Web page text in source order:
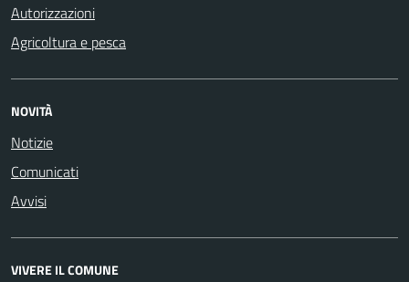
Autorizzazioni
Agricoltura e pesca
NOVITÀ
Notizie
Comunicati
Avvisi
VIVERE IL COMUNE